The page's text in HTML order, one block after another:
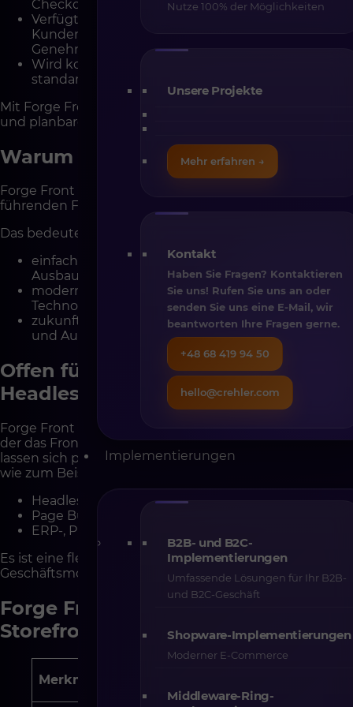
Nutze 100% der Möglichkeiten
Unsere Projekte
Mehr erfahren →
Kontakt
Haben Sie Fragen? Kontaktieren
Sie uns! Rufen Sie uns an oder
senden Sie uns eine E-Mail, wir
beantworten Ihre Fragen gerne.
+48 68 419 94 50
hello@crehler.com
Implementierungen
B2B- und B2C-
Implementierungen
Umfassende Lösungen für Ihr B2B-
und B2C-Geschäft
Shopware-Implementierungen
Moderner E-Commerce
Middleware-Ring-
Checkout, Login, CMS, B2B-Strukturen.
Verfügt über eigene B2B-Module wie
Kundenrollen, Einkaufslisten und
Genehmigungsprozesse.
Wird kontinuierlich weiterentwickelt und intern
standardisiert – ohne den Start von Grund auf.
Mit Forge Front bietet
und planbare Shopware-Implementierungen.
Warum Vue.js die richtige Wahl ist
Forge Front setzt auf Vue.js – eines der weltweit
führenden Frontend-Frameworks.
Das bedeutet:
einfacher Zugang zu Entwicklern für den weiteren
Ausbau des Shops,
moderne, stabile und gut dokumentierte
Technologie,
zukunftssichere Basis für Skalierung, Integrationen
und Automatisierung.
Offen für Integrationen – echte
Headless-Architektur
Forge Front basiert auf einer Headless-Architektur, bei
der das Frontend vom Backend getrennt ist. Dadurch
lassen sich problemlos weitere Systeme integrieren,
wie zum Beispiel:
Headless CMS (Storyblok, Contentful, Sanity),
Page Builder wie Builder.io,
ERP-, PIM- oder CRM-Systeme über API.
Es ist eine flexible Lösung, die sich an jedes
Geschäftsmodell anpassen lässt.
Forge Front vs. klassischer
Storefront – zentrale Unterschiede
Merkmal
Storefront